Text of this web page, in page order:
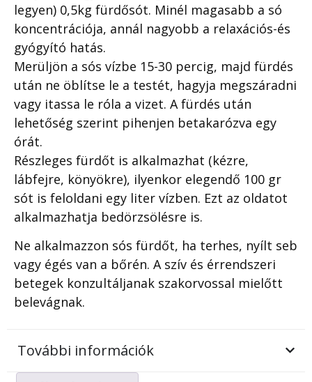
legyen) 0,5kg fürdősót. Minél magasabb a só
koncentrációja, annál nagyobb a relaxációs-és
gyógyító hatás.
Merüljön a sós vízbe 15-30 percig, majd fürdés
után ne öblítse le a testét, hagyja megszáradni
vagy itassa le róla a vizet. A fürdés után
lehetőség szerint pihenjen betakarózva egy
órát.
Részleges fürdőt is alkalmazhat (kézre,
lábfejre, könyökre), ilyenkor elegendő 100 gr
sót is feloldani egy liter vízben. Ezt az oldatot
alkalmazhatja bedörzsölésre is.
Ne alkalmazzon sós fürdőt, ha terhes, nyílt seb
vagy égés van a bőrén. A szív és érrendszeri
betegek konzultáljanak szakorvossal mielőtt
belevágnak.
További információk